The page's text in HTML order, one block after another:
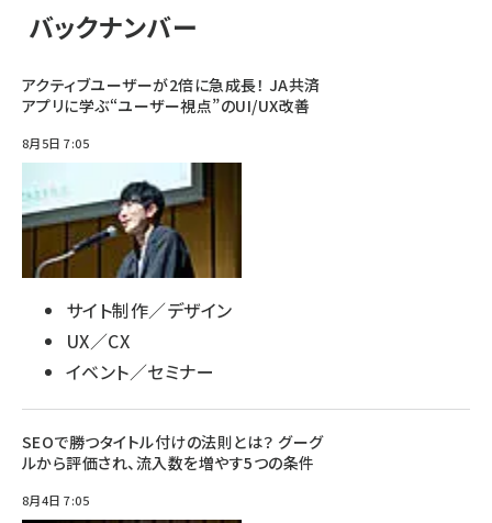
バックナンバー
アクティブユーザーが2倍に急成長！ JA共済
アプリに学ぶ“ユーザー視点”のUI/UX改善
8月5日 7:05
サイト制作／デザイン
UX／CX
イベント／セミナー
SEOで勝つタイトル付けの法則とは？ グーグ
ルから評価され、流入数を増やす5つの条件
8月4日 7:05